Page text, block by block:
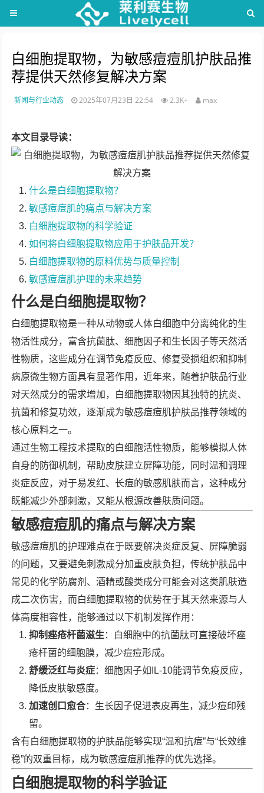
白细胞提取物，为敏感痘痘肌护肤品推
荐提供天然修复解决方案
新闻与行业动态 2025年07月23日 22:54 2.3K+ max
本文目录导读：
什么是白细胞提取物？
敏感痘痘肌的痛点与解决方案
白细胞提取物的科学验证
如何将白细胞提取物应用于护肤品开发？
白细胞提取物的原料优势与质量控制
敏感痘痘肌护理的未来趋势
什么是白细胞提取物？
白细胞提取物是一种从动物或人体白细胞中分离纯化的生
物活性成分，富含抗菌肽、细胞因子和生长因子等天然活
性物质，这些成分在调节免疫反应、修复受损组织和抑制
病原微生物方面具有显著作用，近年来，随着护肤品行业
对天然成分的需求增加，白细胞提取物因其独特的抗炎、
抗菌和修复功效，逐渐成为敏感痘痘肌护肤品推荐领域的
核心原料之一。
通过生物工程技术提取的白细胞活性物质，能够模拟人体
自身的防御机制，帮助皮肤建立屏障功能，同时温和调理
炎症反应，对于易发红、长痘的敏感肌肤而言，这种成分
既能减少外部刺激，又能从根源改善肤质问题。
敏感痘痘肌的痛点与解决方案
敏感痘痘肌的护理难点在于既要解决炎症反复、屏障脆弱
的问题，又要避免刺激成分加重皮肤负担，传统护肤品中
常见的化学防腐剂、酒精或酸类成分可能会对这类肌肤造
成二次伤害，而白细胞提取物的优势在于其天然来源与人
体高度相容性，能够通过以下机制发挥作用：
抑制痤疮杆菌滋生 ：白细胞中的抗菌肽可直接破坏痤
疮杆菌的细胞膜，减少痘痘形成。
舒缓泛红与炎症：细胞因子如IL-10能调节免疫反应，
降低皮肤敏感度。
加速创口愈合：生长因子促进表皮再生，减少痘印残
留。
含有白细胞提取物的护肤品能够实现“温和抗痘”与“长效维
稳”的双重目标，成为敏感痘痘肌推荐的优先选择。
白细胞提取物的科学验证